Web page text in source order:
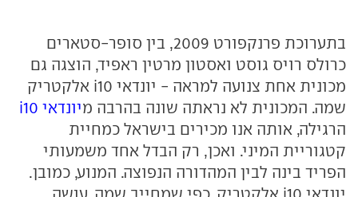
בתערוכת פרנקפורט 2009, בין סופר-סטארים
כרולס רויס גוסט ואסטון מרטין ראפיד, הוצגה גם
מכונית אחת צנועה למראה - יונדאי i10 אלקטריק
שמה. המכונית לא נראתה שונה בהרבה מיונדאי i10
הרגילה, אותה אנו מכירים בישראל כמחיית
קטגוריית המיני. ואכן, רק הבדל אחד משמעותי
הפריד בינה לבין המהדורה הנפוצה. המנוע, כמובן.